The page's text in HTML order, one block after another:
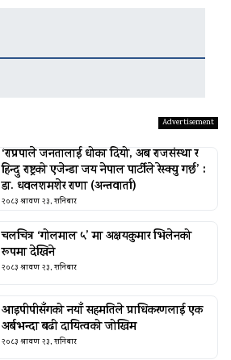
‘राप्रपाले जनतालाई धोका दियो, अब राजसंस्था र
हिन्दु राष्ट्रको एजेन्डा जय नेपाल पार्टीले रेस्क्यु गर्छ’ :
डा. धवलशमशेर राणा (अन्तवार्ता)
२०८३ श्रावण २३, शनिबार
चलचित्र ‘गोलमाल ५’ मा अक्षयकुमार भिलेनको
रूपमा देखिने
२०८३ श्रावण २३, शनिबार
आइपीपीसँगको नयाँ सहमतिले प्राधिकरणलाई एक
अर्बभन्दा बढी दायित्वको जोखिम
२०८३ श्रावण २३, शनिबार